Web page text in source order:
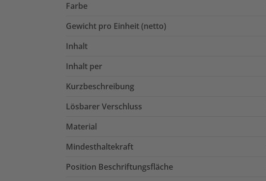
Farbe
Gewicht pro Einheit (netto)
Inhalt
Inhalt per
Kurzbeschreibung
Lösbarer Verschluss
Material
Mindesthaltekraft
Position Beschriftungsfläche